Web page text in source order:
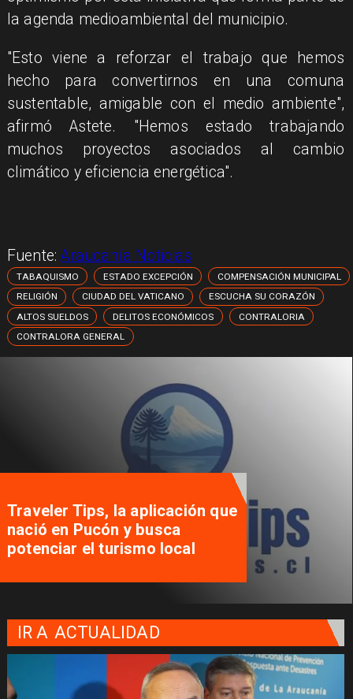
la agenda medioambiental del municipio.
"Esto viene a reforzar el trabajo que hemos
hecho para convertirnos en una comuna
sustentable, amigable con el medio ambiente",
afirmó Astete. "Hemos estado trabajando
muchos proyectos asociados al cambio
climático y eficiencia energética".
Fuente:Araucanía Noticias
TABAQUISMO ESTADO EXCEPCIÓN
COMPENSACIÓN MUNICIPAL
RELIGIÓN
CIUDAD DEL VATICANO
ESCUCHA SU CORAZÓN
ALTOS SUELDOS
DELITOS ECONÓMICOS
CONTRALORIA
CONTRALORA GENERAL
Traveler Tips, la aplicación que
nació en Pucón y busca
potenciar el turismo local
IR A ACTUALIDAD